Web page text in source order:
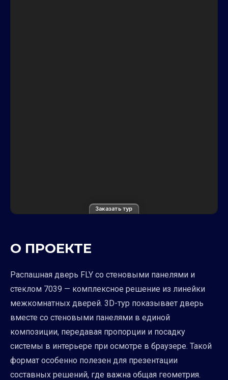
Заказать тур
О ПРОЕКТЕ
Распашная дверь FLY со стеновыми панелями и
стеклом 7039 — комплексное решение из линейки
межкомнатных дверей. 3D-тур показывает дверь
вместе со стеновыми панелями в единой
композиции, передавая пропорции и посадку
системы в интерьере при осмотре в браузере. Такой
формат особенно полезен для презентации
составных решений, где важна общая геометрия.